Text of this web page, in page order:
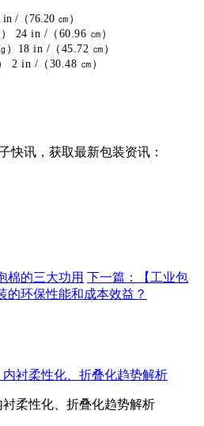
/（76.20 ㎝）
24 in /（60.96 ㎝）
）18 in /（45.72 ㎝）
2 in /（30.48 ㎝）
快讯，获取最新包装资讯：
棉的三大功用 下一篇：【工业包
的环保性能和成本效益？
柔性化、折叠化趋势解析